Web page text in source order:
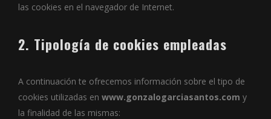
las cookies en el navegador de Internet.
2. Tipología de cookies empleadas
A continuación te ofrecemos información sobre el tipo de
cookies utilizadas en www.gonzalogarciasantos.com y
la finalidad de las mismas: